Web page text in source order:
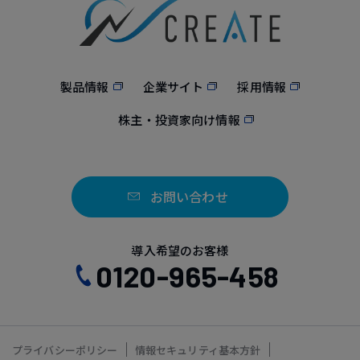
製品情報 企業サイト
採用情報
株主・投資家向け情報
お問い合わせ
導入希望のお客様
0120-965-458
プライバシーポリシー 情報セキュリティ基本方針